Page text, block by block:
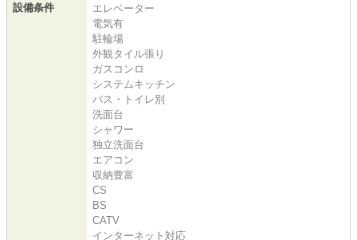
設備条件
エレベーター
電気有
駐輪場
外観タイル張り
ガスコンロ
システムキッチン
バス・トイレ別
洗面台
シャワー
独立洗面台
エアコン
収納豊富
CS
BS
CATV
インターネット対応